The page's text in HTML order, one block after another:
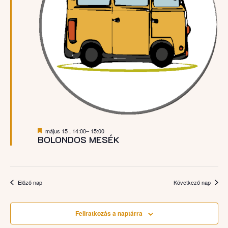
BOLONDOS MESÉK
Kiemelt
május 15 , 14:00– 15:00
Előző nap Következő nap
Feliratkozás a naptárra